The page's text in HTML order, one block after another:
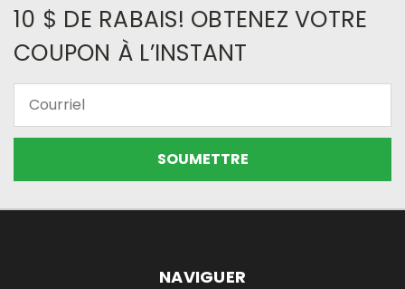
10 $ DE RABAIS! OBTENEZ VOTRE
COUPON À L’INSTANT
NAVIGUER